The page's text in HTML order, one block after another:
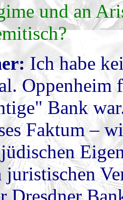
und an
Ich habe
Oppenheim
Bank
Faktum –
juristischen